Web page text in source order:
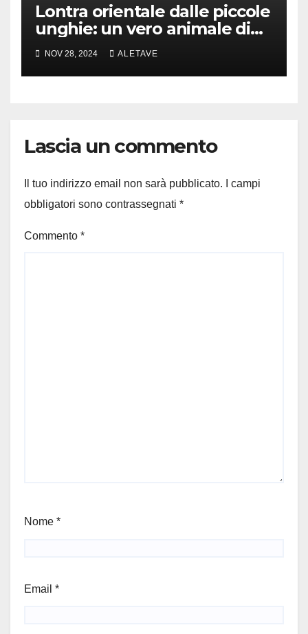
Lontra orientale dalle piccole
unghie: un vero animale di
cui parlare
NOV 28, 2024 ALETAVE
Lascia un commento
Il tuo indirizzo email non sarà pubblicato.
I campi
obbligatori sono contrassegnati *
Commento *
Nome *
Email *